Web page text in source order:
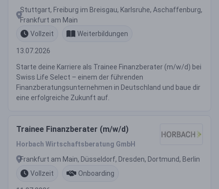
Stuttgart, Freiburg im Breisgau, Karlsruhe, Aschaffenburg,
Frankfurt am Main
Vollzeit
Weiterbildungen
13.07.2026
Starte deine Karriere als Trainee Finanzberater (m/w/d) bei
Swiss Life Select – einem der führenden
Finanzberatungsunternehmen in Deutschland und baue dir
eine erfolgreiche Zukunft auf.
Trainee Finanzberater (m/w/d)
Horbach Wirtschaftsberatung GmbH
Frankfurt am Main, Düsseldorf, Dresden, Dortmund, Berlin
Vollzeit
Onboarding